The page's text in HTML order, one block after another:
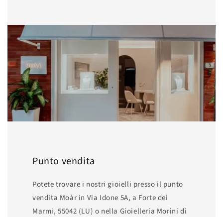
Punto vendita
Potete trovare i nostri gioielli presso il punto
vendita Moàr in Via Idone 5A, a Forte dei
Marmi, 55042 (LU) o nella Gioielleria Morini di